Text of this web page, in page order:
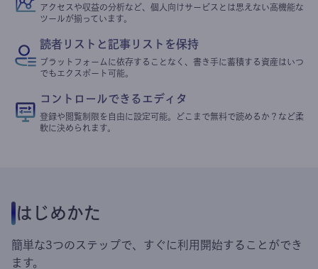
アクセスや収益の分析など、個人向けサービスとは思えない高機能な
ツールが揃っています。
読者リストと記事リストを保持
プラットフォームに依存することなく、書き手に蓄積する資産はいつ
でもエクスポート可能。
コントロールできるエディタ
登録や閲覧制限を自由に設定可能。どこまで無料で読めるか？など柔
軟に決められます。
はじめかた
簡単な3つのステップで、すぐに利用開始することができ
ます。